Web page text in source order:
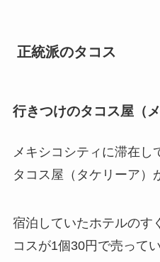
正統派のタコス
行きつけのタコス屋（
メキシコシティに滞在し
タコス屋（タケリーア）
宿泊していたホテルのす
コスが1個30円で売ってい